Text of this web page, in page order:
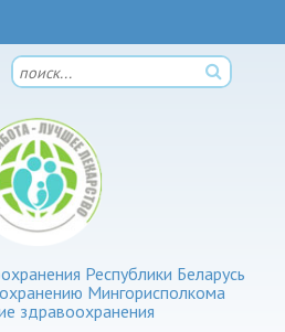
Республики Беларусь
Мингорисполкома
здравоохранения